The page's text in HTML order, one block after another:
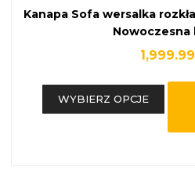
Kanapa Sofa wersalka
Nowoczesna
1,999.99
WYBIERZ OPCJE